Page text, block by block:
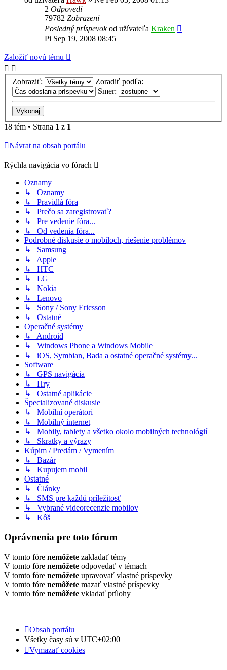
2 Odpovedí
79782 Zobrazení
Posledný príspevokod užívateľa Kraken
Pi Sep 19, 2008 08:45
Založiť novú tému
Zobraziť:
Zoradiť podľa:
Smer:
18 tém • Strana 1 z 1
Návrat na obsah portálu
Rýchla navigácia vo fórach
Oznamy
↳ Oznamy
↳ Pravidlá fóra
↳ Prečo sa zaregistrovať?
↳ Pre vedenie fóra...
↳ Od vedenia fóra...
Podrobné diskusie o mobiloch, riešenie problémov
↳ Samsung
↳ Apple
↳ HTC
↳ LG
↳ Nokia
↳ Lenovo
↳ Sony / Sony Ericsson
↳ Ostatné
Operačné systémy
↳ Android
↳ Windows Phone a Windows Mobile
↳ iOS, Symbian, Bada a ostatné operačné systémy...
Software
↳ GPS navigácia
↳ Hry
↳ Ostatné aplikácie
Špecializované diskusie
↳ Mobilní operátori
↳ Mobilný internet
↳ Mobily, tablety a všetko okolo mobilných technológií
↳ Skratky a výrazy
Kúpim / Predám / Vymením
↳ Bazár
↳ Kupujem mobil
Ostatné
↳ Články
↳ SMS pre každú príležitosť
↳ Vybrané videorecenzie mobilov
↳ Kôš
Oprávnenia pre toto fórum
V tomto fóre nemôžete zakladať témy
V tomto fóre nemôžete odpovedať v témach
V tomto fóre nemôžete upravovať vlastné príspevky
V tomto fóre nemôžete mazať vlastné príspevky
V tomto fóre nemôžete vkladať prílohy
Obsah portálu
Všetky časy sú v UTC+02:00
Vymazať cookies